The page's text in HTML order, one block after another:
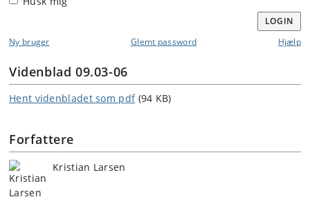
LOGIN
Ny bruger
Glemt password Hjælp
Videnblad 09.03-06
Hent videnbladet som pdf (94 KB)
Forfattere
Kristian Larsen